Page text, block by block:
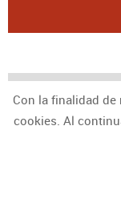
Etiquetas
monitores de
Con la finalidad de
cookies. Al